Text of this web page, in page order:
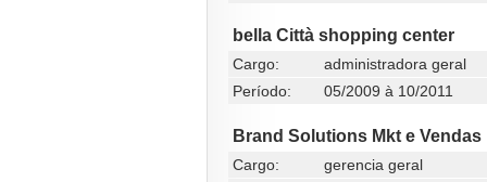
bella Città shopping center
Cargo:
administradora geral
Período:
05/2009 à 10/2011
Brand Solutions Mkt e Vendas
Cargo:
gerencia geral